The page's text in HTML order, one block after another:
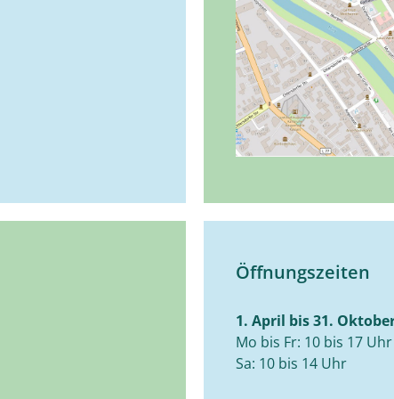
Öffnungszeiten
1. April bis 31.
Mo bis Fr: 10 bis 17 Uhr
Sa: 10 bis 14 Uhr